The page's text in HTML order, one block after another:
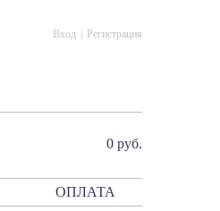
Вход
Регистрация
0 руб.
ОПЛАТА